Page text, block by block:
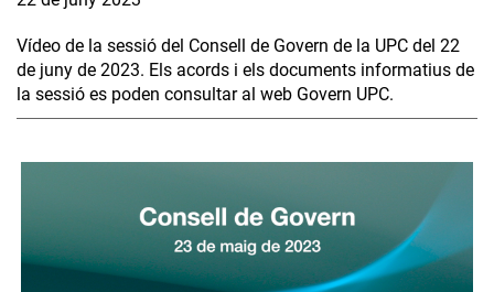
Vídeo de la sessió del Consell de Govern de la UPC del 22
de juny de 2023. Els acords i els documents informatius de
la sessió es poden consultar al web Govern UPC.